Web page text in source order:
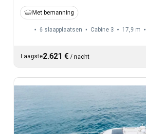
Met bemanning
6 slaapplaatsen Cabine 3 17,9 m
Laagste2.621 € / nacht